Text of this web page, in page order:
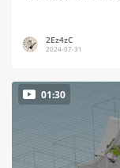
2Ez4zC
2024-07-31
01:30